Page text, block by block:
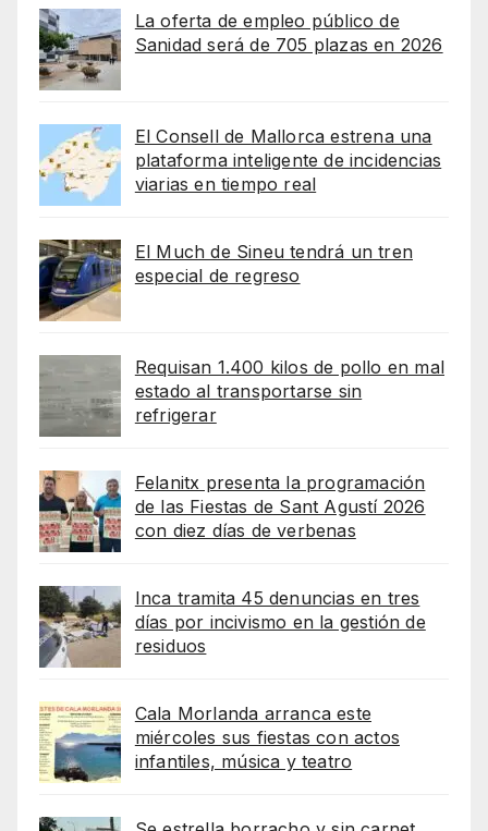
La oferta de empleo público de
Sanidad será de 705 plazas en 2026
El Consell de Mallorca estrena una
plataforma inteligente de incidencias
viarias en tiempo real
El Much de Sineu tendrá un tren
especial de regreso
Requisan 1.400 kilos de pollo en mal
estado al transportarse sin
refrigerar
Felanitx presenta la programación
de las Fiestas de Sant Agustí 2026
con diez días de verbenas
Inca tramita 45 denuncias en tres
días por incivismo en la gestión de
residuos
Cala Morlanda arranca este
miércoles sus fiestas con actos
infantiles, música y teatro